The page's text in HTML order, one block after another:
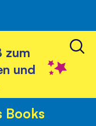
zum
und
Books